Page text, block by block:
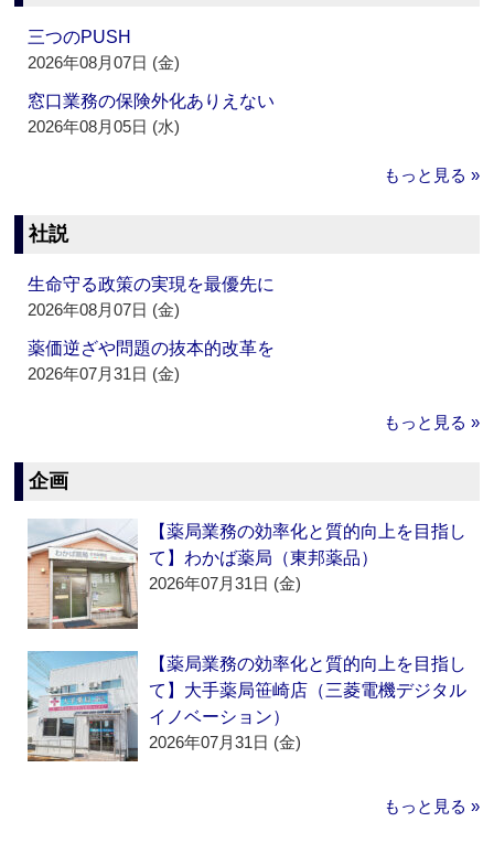
三つのPUSH
2026年08月07日 (金)
窓口業務の保険外化ありえない
2026年08月05日 (水)
もっと見る »
社説
生命守る政策の実現を最優先に
2026年08月07日 (金)
薬価逆ざや問題の抜本的改革を
2026年07月31日 (金)
もっと見る »
企画
【薬局業務の効率化と質的向上を目指し
て】わかば薬局（東邦薬品）
2026年07月31日 (金)
【薬局業務の効率化と質的向上を目指し
て】大手薬局笹崎店（三菱電機デジタル
イノベーション）
2026年07月31日 (金)
もっと見る »